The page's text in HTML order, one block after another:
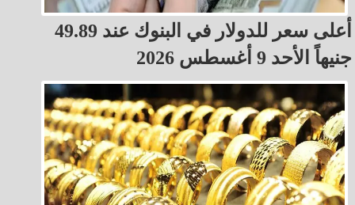
أعلى سعر للدولار في البنوك عند 49.89
جنيهاً الأحد 9 أغسطس 2026